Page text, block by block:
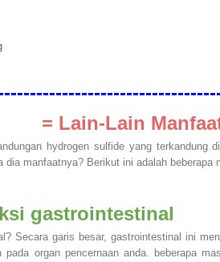
= Lain-Lain
hydrogen sulfide yang terkandung
dia manfaatnya? Berikut ini adalah
gastrointestinal
Secara garis besar, gastrointestinal ini
pada organ pencernaan anda. beberapa